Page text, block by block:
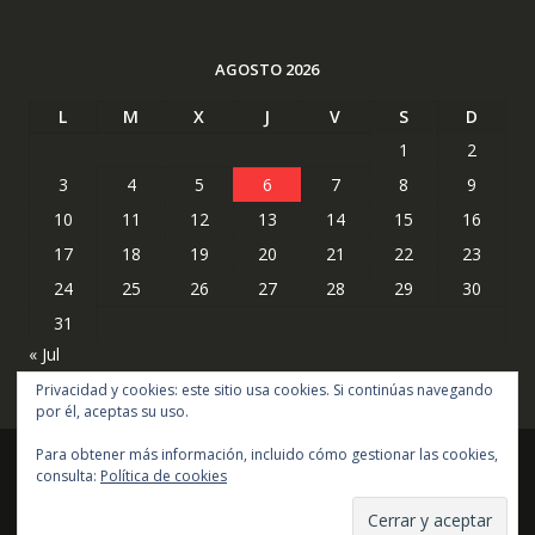
AGOSTO 2026
L M X J V S
D
1
2
3
4 5 6 7 8
9
10
11 12 13 14 15
16
17
18 19 20 21 22
23
24
25 26 27 28 29
30
31
« Jul
Copyright © todos los derechos reservados
Acme Themes
Privacidad y cookies: este sitio usa cookies. Si continúas navegando
por él, aceptas su uso.
Para obtener más información, incluido cómo gestionar las cookies,
consulta: Política de cookies